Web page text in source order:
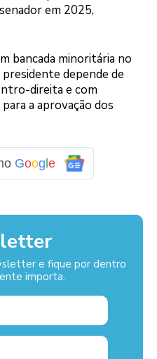
em 2025,
bancada minoritária no
depende de
direita e com
a aprovação dos
Google
e fique por dentro
importa.